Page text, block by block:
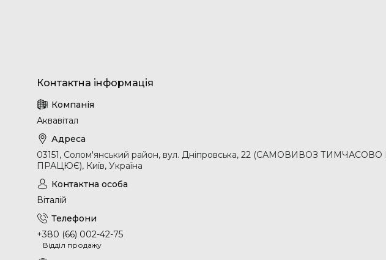
Аквавітал
03151, Солом'янський район, вул. Дніпровська, 22 (САМОВИВОЗ ТИМЧАСОВО
ПРАЦЮЄ), Київ, Україна
Віталій
+380 (66) 002-42-75
Відділ продажу